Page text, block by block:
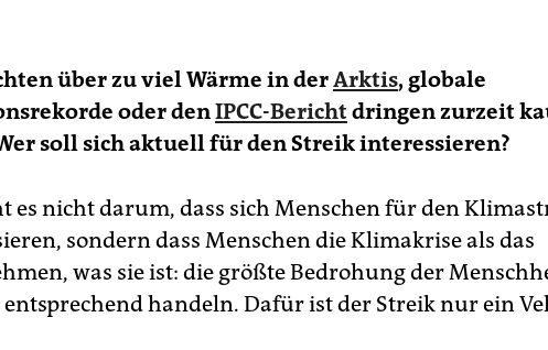
über zu viel Wärme in derArktis, globale
oder denIPCC-Bericht dringen zurzeit
soll sich aktuell für den Streik interessieren?
es nicht darum, dass sich Menschen für den
sondern dass Menschen die Klimakrise als das
was sie ist: die größte Bedrohung der
entsprechend handeln. Dafür ist der Streik nur ein